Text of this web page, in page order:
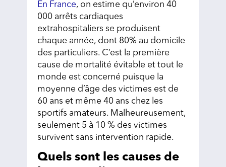
En France, on estime qu’environ 40
000 arrêts cardiaques
extrahospitaliers se produisent
chaque année, dont 80% au domicile
des particuliers. C’est la première
cause de mortalité évitable et tout le
monde est concerné puisque la
moyenne d’âge des victimes est de
60 ans et même 40 ans chez les
sportifs amateurs. Malheureusement,
seulement 5 à 10 % des victimes
survivent sans intervention rapide.
Quels sont les causes de